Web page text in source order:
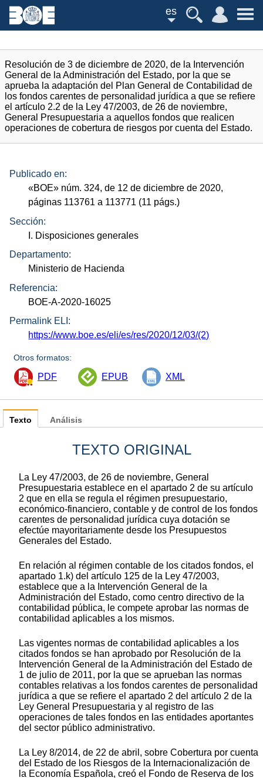
es
Resolución de 3 de diciembre de 2020, de la Intervención
General de la Administración del Estado, por la que se
aprueba la adaptación del Plan General de Contabilidad de
los fondos carentes de personalidad jurídica a que se refiere
el artículo 2.2 de la Ley 47/2003, de 26 de noviembre,
General Presupuestaria a aquellos fondos que realicen
operaciones de cobertura de riesgos por cuenta del Estado.
Publicado en:
«BOE» núm. 324, de 12 de diciembre de 2020,
páginas 113761 a 113771 (11 págs.)
Sección:
I. Disposiciones generales
Departamento:
Ministerio de Hacienda
Referencia:
BOE-A-2020-16025
Permalink ELI:
https://www.boe.es/eli/es/res/2020/12/03/(2)
Otros formatos:
PDF EPUB XML
Texto
TEXTO ORIGINAL
La Ley 47/2003, de 26 de noviembre, General
Presupuestaria establece en el apartado 2 de su artículo
2 que en ella se regula el régimen presupuestario,
económico-financiero, contable y de control de los fondos
carentes de personalidad jurídica cuya dotación se
efectúe mayoritariamente desde los Presupuestos
Generales del Estado.
En relación al régimen contable de los citados fondos, el
apartado 1.k) del artículo 125 de la Ley 47/2003,
establece que a la Intervención General de la
Administración del Estado, como centro directivo de la
contabilidad pública, le compete aprobar las normas de
contabilidad aplicables a los mismos.
Las vigentes normas de contabilidad aplicables a los
citados fondos se han aprobado por Resolución de la
Intervención General de la Administración del Estado de
1 de julio de 2011, por la que se aprueban las normas
contables relativas a los fondos carentes de personalidad
jurídica a que se refiere el apartado 2 del artículo 2 de la
Ley General Presupuestaria y al registro de las
operaciones de tales fondos en las entidades aportantes
del sector público administrativo.
La Ley 8/2014, de 22 de abril, sobre Cobertura por cuenta
del Estado de los Riesgos de la Internacionalización de
la Economía Española, creó el Fondo de Reserva de los
Análisis